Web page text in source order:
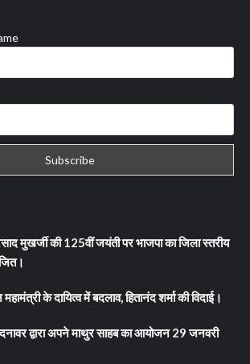
मुखर्जी की 125वीं जयंती पर भाजपा का जिला स्तरीय
के दायित्व में बदलाव, हितानंद शर्मा की विदाई।
द्वारा अपने माथुर साहब का आयोजन 29 जनवरी